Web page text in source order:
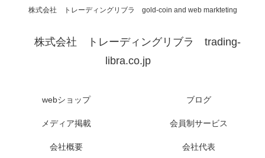
株式会社 トレーディングリブラ gold-coin and web markteting
株式会社 トレーディングリブラ trading-
libra.co.jp
webショップ ブログ
メディア掲載 会員制サービス
会社概要 会社代表